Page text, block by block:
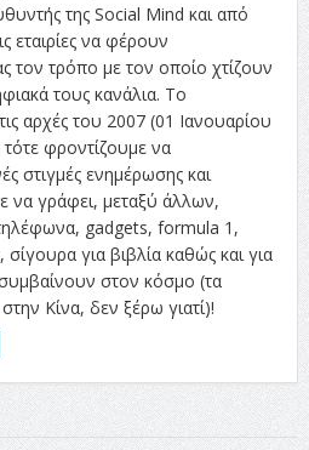
της Social Mind και από
εταιρίες να φέρουν
τον τρόπο με τον οποίο χτίζουν
τους κανάλια. Το
αρχές του 2007 (01 Ιανουαρίου
τότε φροντίζουμε να
στιγμές ενημέρωσης και
να γράφει, μεταξύ άλλων,
gadgets, formula 1,
σίγουρα για βιβλία καθώς και για
στον κόσμο (τα
Κίνα, δεν ξέρω γιατί)!